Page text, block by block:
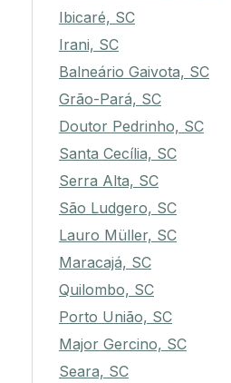
Ibicaré, SC
Irani, SC
Balneário Gaivota, SC
Grão-Pará, SC
Doutor Pedrinho, SC
Santa Cecília, SC
Serra Alta, SC
São Ludgero, SC
Lauro Müller, SC
Maracajá, SC
Quilombo, SC
Porto União, SC
Major Gercino, SC
Seara, SC